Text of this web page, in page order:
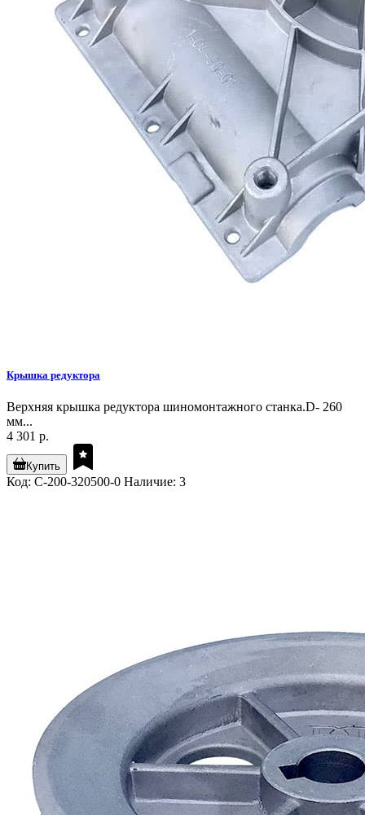
Крышка редуктора
Верхняя крышка редуктора шиномонтажного станка.D- 260
мм...
4 301 р.
Купить
Код: C-200-320500-0 Наличие: 3